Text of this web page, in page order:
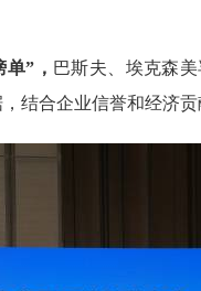
”， 巴斯夫、埃克森
结合企业信誉和经济